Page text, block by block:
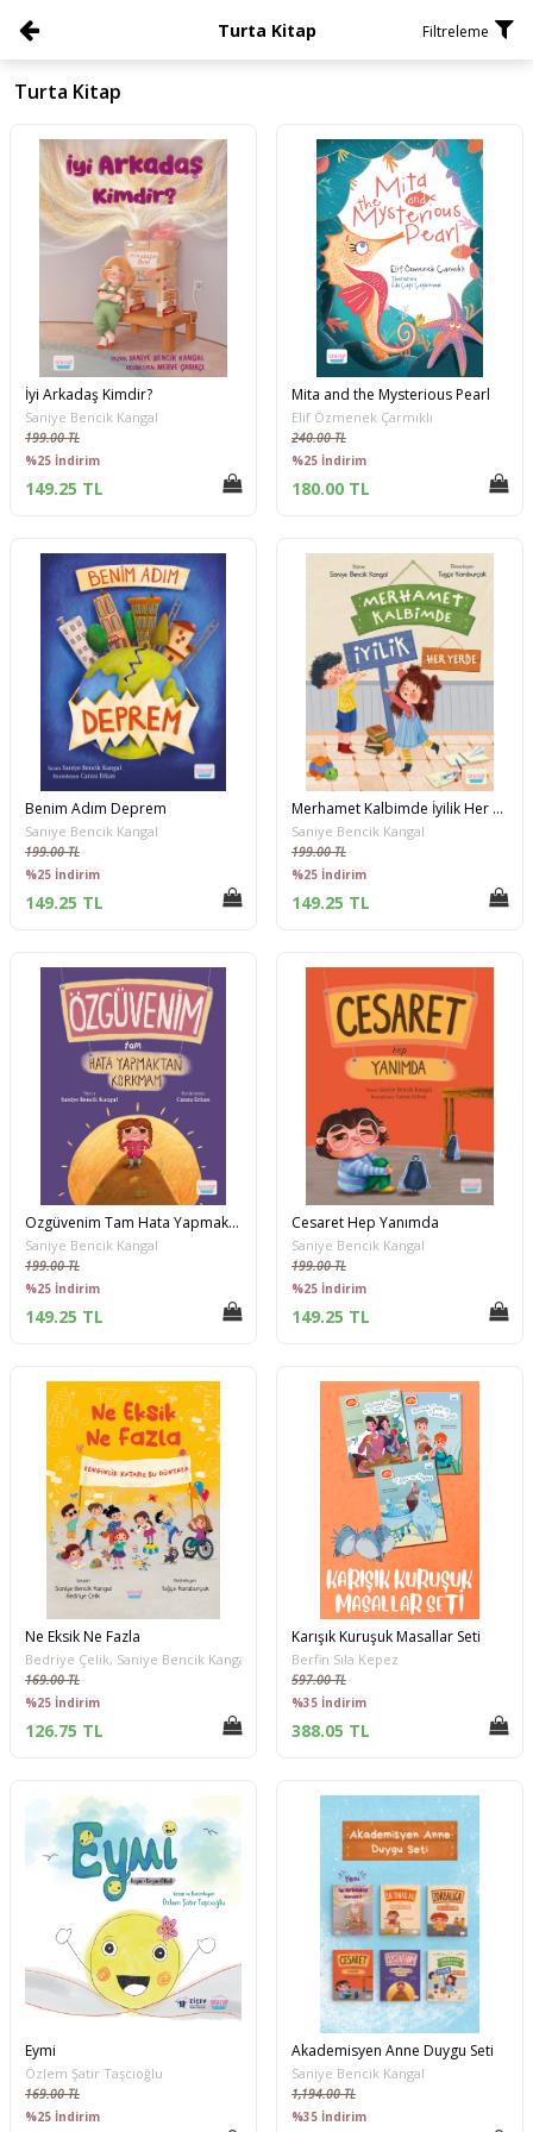
Turta Kitap Filtreleme
Turta Kitap
İyi Arkadaş Kimdir?
Saniye Bencik Kangal
199.00 TL
%25 İndirim
149.25 TL
Mita and the Mysterious Pearl
Elif Özmenek Çarmıklı
240.00 TL
%25 İndirim
180.00 TL
Benim Adım Deprem
Saniye Bencik Kangal
199.00 TL
%25 İndirim
149.25 TL
Merhamet Kalbimde İyilik Her Yerde
Saniye Bencik Kangal
199.00 TL
%25 İndirim
149.25 TL
Özgüvenim Tam Hata Yapmaktan Korkmam
Saniye Bencik Kangal
199.00 TL
%25 İndirim
149.25 TL
Cesaret Hep Yanımda
Saniye Bencik Kangal
199.00 TL
%25 İndirim
149.25 TL
Ne Eksik Ne Fazla
Bedriye Çelik, Saniye Bencik Kangal
169.00 TL
%25 İndirim
126.75 TL
Karışık Kuruşuk Masallar Seti
Berfin Sıla Kepez
597.00 TL
%35 İndirim
388.05 TL
Eymi
Özlem Şatır Taşcıoğlu
169.00 TL
%25 İndirim
Akademisyen Anne Duygu Seti
Saniye Bencik Kangal
1,194.00 TL
%35 İndirim